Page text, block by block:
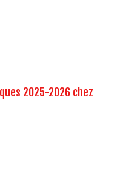
2025-2026 chez